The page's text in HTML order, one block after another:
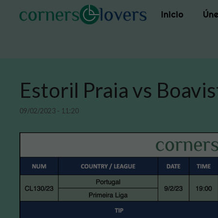
Inicio
Estoril Praia vs
09/02/2023 - 11:20